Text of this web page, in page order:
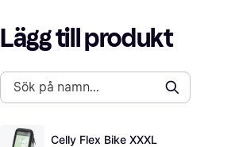
Lägg till produkt
Celly Flex Bike XXXL